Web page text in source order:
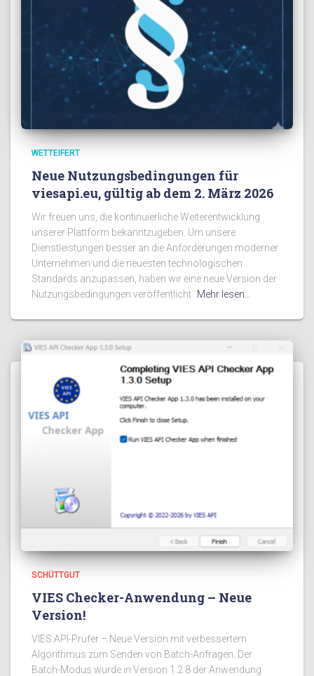
WETTEIFERT
Neue Nutzungsbedingungen für
viesapi.eu, gültig ab dem 2. März 2026
Wir freuen uns, die kontinuierliche Weiterentwicklung
unserer Plattform bekanntzugeben. Um unsere
Dienstleistungen besser an die Anforderungen moderner
Unternehmen und die neuesten technologischen
Standards anzupassen, haben wir eine neue Version der
Nutzungsbedingungen veröffentlicht. Mehr lesen…
SCHÜTTGUT
VIES Checker-Anwendung – Neue
Version!
VIES API-Prüfer – Neue Version mit verbessertem
Algorithmus zum Senden von Batch-Anfragen. Der
Batch-Modus wurde in Version 1.2.8 der Anwendung